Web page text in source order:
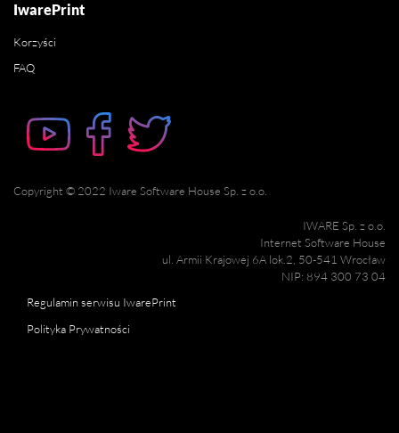
IwarePrint
Korzyści
FAQ
Copyright © 2022 Iware Software House Sp. z o.o.
IWARE Sp. z o.o.
Internet Software House
ul. Armii Krajowej 6A lok.2, 50-541 Wrocław
NIP: 894 300 73 04
Regulamin serwisu IwarePrint
Polityka Prywatności